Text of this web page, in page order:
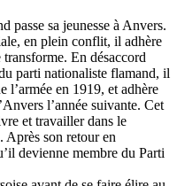
passe sa jeunesse à Anvers.
en plein conflit, il adhère
En désaccord
parti nationaliste flamand, il
l’armée en 1919, et adhère
l’année suivante. Cet
et travailler dans le
Après son retour en
devienne membre du Parti